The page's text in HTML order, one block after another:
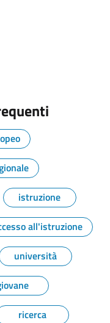
istruzione
all'istruzione
università
ricerca